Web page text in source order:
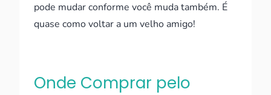
pode mudar conforme você muda também. É
quase como voltar a um velho amigo!
Onde Comprar pelo